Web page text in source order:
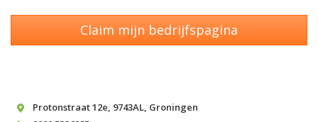
Claim mijn bedrijfspagina
Protonstraat 12e, 9743AL, Groningen